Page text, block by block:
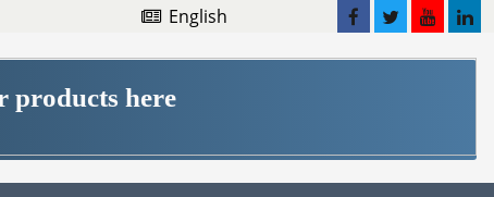
English
products here